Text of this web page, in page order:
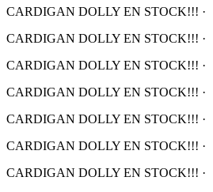
CARDIGAN DOLLY EN STOCK!!! ·
CARDIGAN DOLLY EN STOCK!!! ·
CARDIGAN DOLLY EN STOCK!!! ·
CARDIGAN DOLLY EN STOCK!!! ·
CARDIGAN DOLLY EN STOCK!!! ·
CARDIGAN DOLLY EN STOCK!!! ·
CARDIGAN DOLLY EN STOCK!!! ·